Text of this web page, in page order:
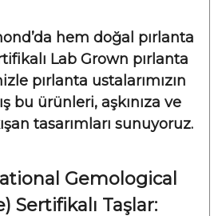
hem doğal pırlanta
Lab Grown pırlanta
pırlanta ustalarımızın
bu ürünleri, aşkınıza ve
tasarımları sunuyoruz.
Gemological
Sertifikalı Taşlar: